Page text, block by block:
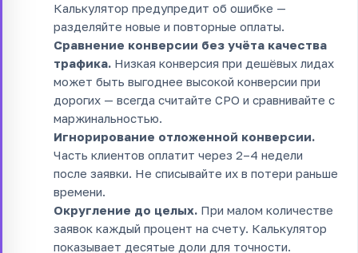
Калькулятор предупредит об ошибке —
разделяйте новые и повторные оплаты.
Сравнение конверсии без учёта качества
трафика. Низкая конверсия при дешёвых лидах
может быть выгоднее высокой конверсии при
дорогих — всегда считайте CPO и сравнивайте с
маржинальностью.
Игнорирование отложенной конверсии.
Часть клиентов оплатит через 2–4 недели
после заявки. Не списывайте их в потери раньше
времени.
Округление до целых. При малом количестве
заявок каждый процент на счету. Калькулятор
показывает десятые доли для точности.